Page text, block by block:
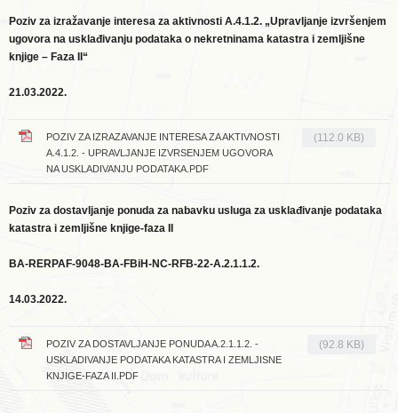
Poziv za izražavanje interesa za aktivnosti A.4.1.2. „Upravljanje izvršenjem
ugovora na usklađivanju podataka o nekretninama katastra i zemljišne
knjige – Faza II“
21.03.2022.
POZIV ZA IZRAZAVANJE INTERESA ZA AKTIVNOSTI
A.4.1.2. - UPRAVLJANJE IZVRSENJEM UGOVORA
NA USKLADIVANJU PODATAKA.PDF
(112.0 KB)
Poziv za dostavljanje ponuda za nabavku usluga za usklađivanje podataka
katastra i zemljišne knjige-faza II
BA-RERPAF-9048-BA-FBiH-NC-RFB-22-A.2.1.1.2.
14.03.2022.
POZIV ZA DOSTAVLJANJE PONUDA A.2.1.1.2. -
USKLADIVANJE PODATAKA KATASTRA I ZEMLJISNE
KNJIGE-FAZA II.PDF
(92.8 KB)